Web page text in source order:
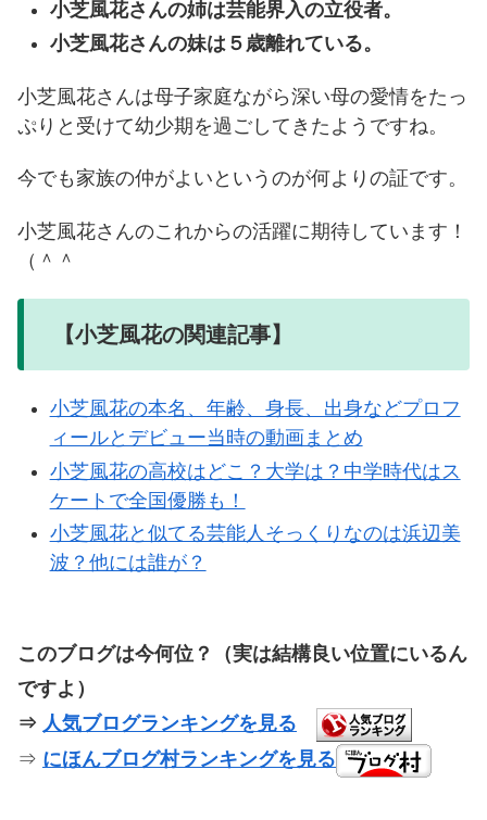
小芝風花さんの姉は芸能界入の立役者。
小芝風花さんの妹は５歳離れている。
小芝風花さんは母子家庭ながら深い母の愛情をたっ
ぷりと受けて幼少期を過ごしてきたようですね。
今でも家族の仲がよいというのが何よりの証です。
小芝風花さんのこれからの活躍に期待しています！
（＾＾
【小芝風花の関連記事】
小芝風花の本名、年齢、身長、出身などプロフ
ィールとデビュー当時の動画まとめ
小芝風花の高校はどこ？大学は？中学時代はス
ケートで全国優勝も！
小芝風花と似てる芸能人そっくりなのは浜辺美
波？他には誰が？
このブログは今何位？（実は結構良い位置にいるん
ですよ）
⇒ 人気ブログランキングを見る
⇒ にほんブログ村ランキングを見る